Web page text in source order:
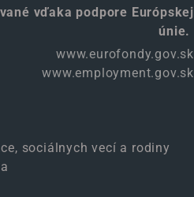
vďaka podpore Európskej
únie.
www.eurofondy.gov.sk
www.employment.gov.sk
sociálnych vecí a rodiny